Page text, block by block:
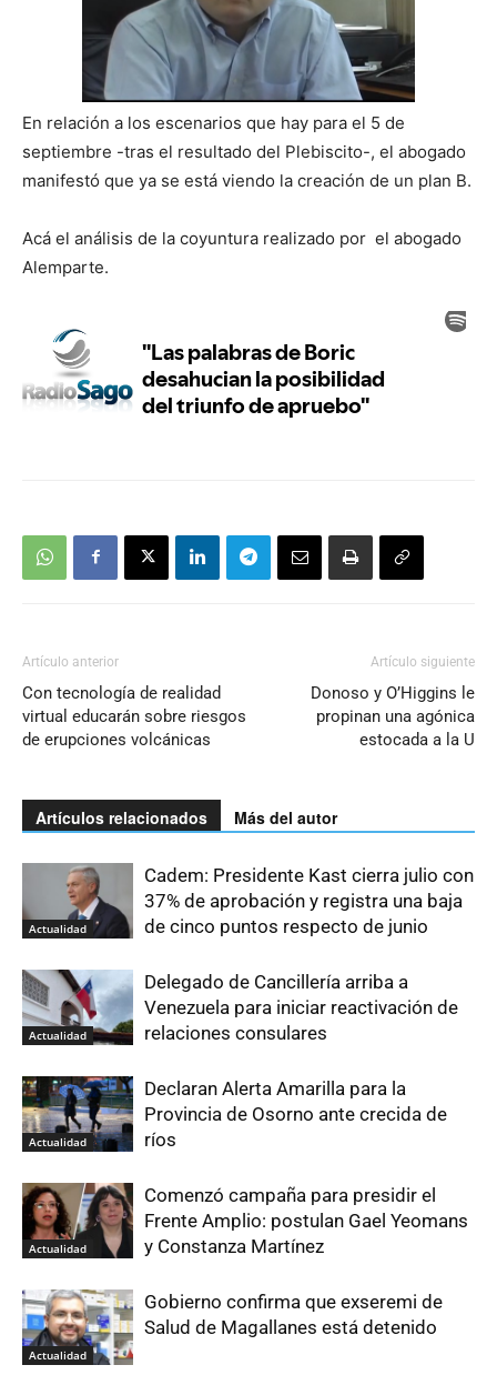
En relación a los escenarios que hay para el 5 de
septiembre -tras el resultado del Plebiscito-, el abogado
manifestó que ya se está viendo la creación de un plan B.
Acá el análisis de la coyuntura realizado por el abogado
Alemparte.
Artículo anterior
Con tecnología de realidad
virtual educarán sobre riesgos
de erupciones volcánicas
Artículo siguiente
Donoso y O’Higgins le
propinan una agónica
estocada a la U
Artículos relacionados Más del autor
Actualidad
Cadem: Presidente Kast cierra julio con
37% de aprobación y registra una baja
de cinco puntos respecto de junio
Actualidad
Delegado de Cancillería arriba a
Venezuela para iniciar reactivación de
relaciones consulares
Actualidad
Declaran Alerta Amarilla para la
Provincia de Osorno ante crecida de
ríos
Actualidad
Comenzó campaña para presidir el
Frente Amplio: postulan Gael Yeomans
y Constanza Martínez
Actualidad
Gobierno confirma que exseremi de
Salud de Magallanes está detenido